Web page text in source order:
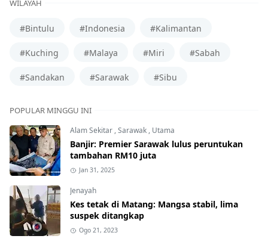
WILAYAH
#Bintulu #Indonesia #Kalimantan
#Kuching #Malaya #Miri #Sabah
#Sandakan #Sarawak #Sibu
POPULAR MINGGU INI
Alam Sekitar,Sarawak, Utama
Banjir: Premier Sarawak lulus peruntukan
tambahan RM10 juta
Jan 31, 2025
Jenayah
Kes tetak di Matang: Mangsa stabil, lima
suspek ditangkap
Ogo 21, 2023